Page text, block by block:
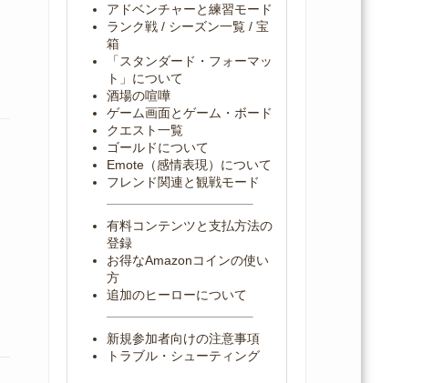
アドベンチャーと練習モード
ランク戦 / シーズン一覧 / 宝
箱
「スタンダード・フォーマッ
ト」について
酒場の喧嘩
ゲーム画面とゲーム・ボード
クエスト一覧
ゴールドについて
Emote（感情表現）について
フレンド関連と観戦モード
有料コンテンツと支払方法の
登録
お得なAmazonコインの使い
方
追加のヒーローについて
新規参加者向けの注意事項
トラブル・シューティング